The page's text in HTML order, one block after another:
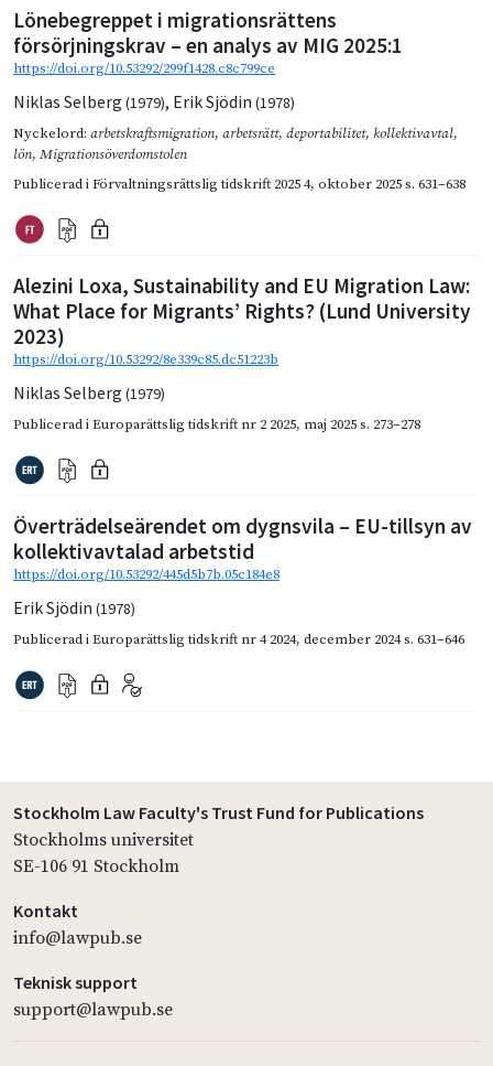
Lönebegreppet i migrationsrättens
försörjningskrav – en analys av MIG 2025:1
https://doi.org/10.53292/299f1428.c8c799ce
Niklas Selberg (1979), Erik Sjödin (1978)
Nyckelord: arbetskraftsmigration, arbetsrätt, deportabilitet, kollektivavtal,
lön, Migrationsöverdomstolen
Publicerad iFörvaltningsrättslig tidskrift 2025 4, oktober 2025s. 631–638
Alezini Loxa, Sustainability and EU Migration Law:
What Place for Migrants’ Rights? (Lund University
2023)
https://doi.org/10.53292/8e339c85.dc51223b
Niklas Selberg (1979)
Publicerad iEuroparättslig tidskrift nr 2 2025, maj 2025s. 273–278
Överträdelseärendet om dygnsvila – EU-tillsyn av
kollektivavtalad arbetstid
https://doi.org/10.53292/445d5b7b.05c184e8
Erik Sjödin (1978)
Publicerad iEuroparättslig tidskrift nr 4 2024, december 2024s. 631–646
Stockholm Law Faculty's Trust Fund for Publications
Stockholms universitet
SE-106 91 Stockholm
Kontakt
info@lawpub.se
Teknisk support
support@lawpub.se